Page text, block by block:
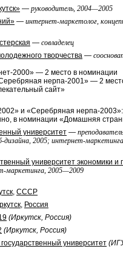
— руководитель, 2004—2005
— интернет-маркетолог,
— совладелец
творчества —
2000» — 2 место в номинации
нерпа-2001» — 2
сайт»
и «Серебряная нерпа-
в номинации «Домашняя
университет — преподаватель
дизайна, 2005; интернет-
университет экономики и
маркетинга, 2005—2009
, СССР
, Россия
(Иркутск, Россия)
(Иркутск, Россия)
государственный университет